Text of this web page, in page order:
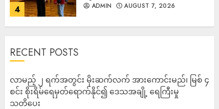
4 ADMIN AUGUST 7, 2026
RECENT POSTS
လာမည့် ၂ ရက်အတွင်း မိုးဆက်လက် အားကောင်းမည်၊ မြစ် ၄
စင်း စိုးရိမ်ရေမှတ်ရောက်နိုင်၍ ဒေသအချို့ ရေကြီးမှု
သတိပေး